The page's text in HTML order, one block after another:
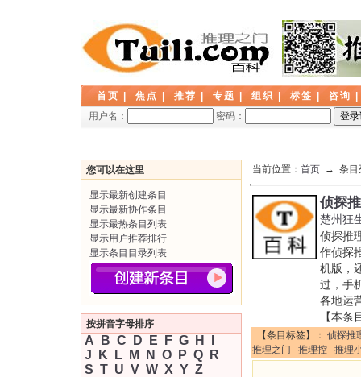
首页 焦点 推荐 专题 组织 标签 咨询
用户名：
密码：
您可以在这里
显示最新创建条目
显示最新协作条目
显示最热条目列表
显示用户推荐排行
显示条目目录列表
按拼音字母排序
A B C D E F G H
J
K L M N O P Q
R
S T U V W X Y Z
当前位置： 首页 → 条目
侦探
楚州狂
侦探推
作侦探
机版，
过，手
各地运
【本条
【条目标签】： 侦探推
推理之门
推理控 推理